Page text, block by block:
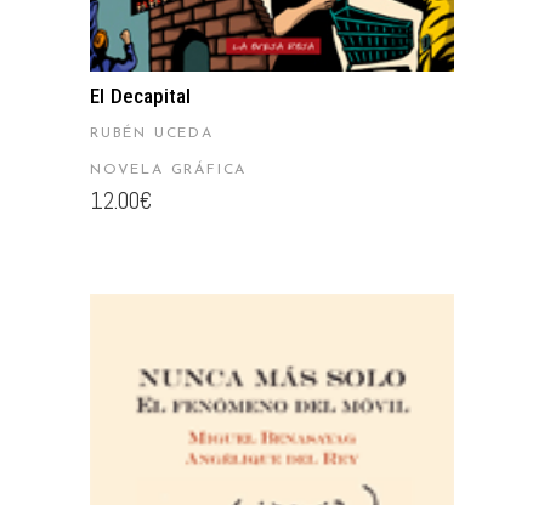
El Decapital
RUBÉN UCEDA
NOVELA GRÁFICA
12.00€